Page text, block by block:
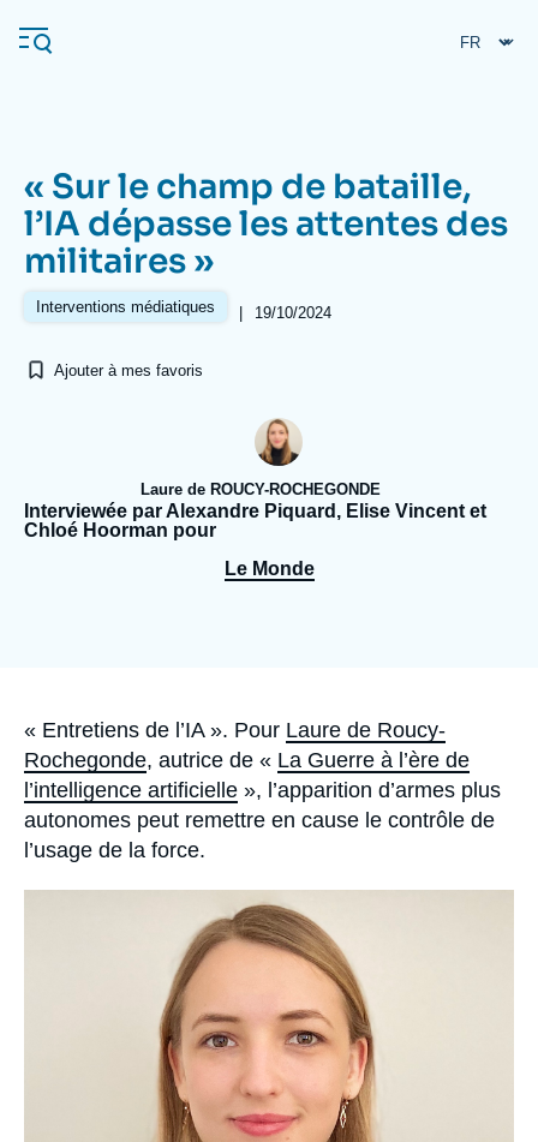
au
contenu
Navigation
principale
L'Ifri
À propos de l'Ifri
Proche-Orient
« Sur le champ de bataille,
l’IA dépasse les attentes des
militaires »
Interventions médiatiques | 19/10/2024
Ajouter à mes favoris
Laure de ROUCY-ROCHEGONDE
Interviewée par Alexandre Piquard, Elise Vincent et
Chloé Hoorman pour
Le Monde
Accroche
« Entretiens de l’IA ». Pour Laure de Roucy-
Rochegonde, autrice de « La Guerre à l’ère de
l’intelligence artificielle », l’apparition d’armes plus
autonomes peut remettre en cause le contrôle de
l’usage de la force.